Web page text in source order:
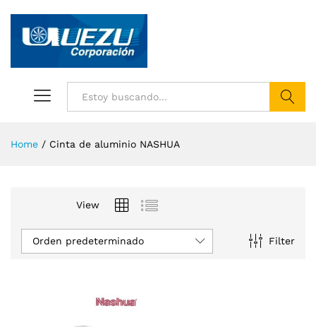
Home / Cinta de aluminio NASHUA
View
Filter
Orden predeterminado